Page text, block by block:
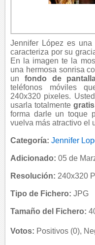
Jennifer López es
caracteriza por su
En la imagen te la
una hermosa sonrisa
un fondo de
teléfonos móviles
240x320 pixeles.
usarla totalmentegratis
forma darle un toque
vuelva más atractivo el
Categoría: Jennifer
Adicionado: 05 de
Resolución: 240x320
Tipo de Fichero: JPG
Tamaño del Fichero:
Votos: Positivos (0),